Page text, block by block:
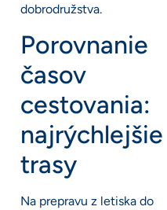
dobrodružstva.
Porovnanie
časov
cestovania:
najrýchlejšie
trasy
Na prepravu z letiska do